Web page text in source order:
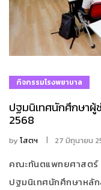
กิจกรรมโรงพยาบาล
ปฐมนิเทศนักศึกษาผู้
2568
byโสตฯ 27 มิถุนายน
คณะทันตแพทยศาสตร์
ปฐมนิเทศนักศึกษาหลั